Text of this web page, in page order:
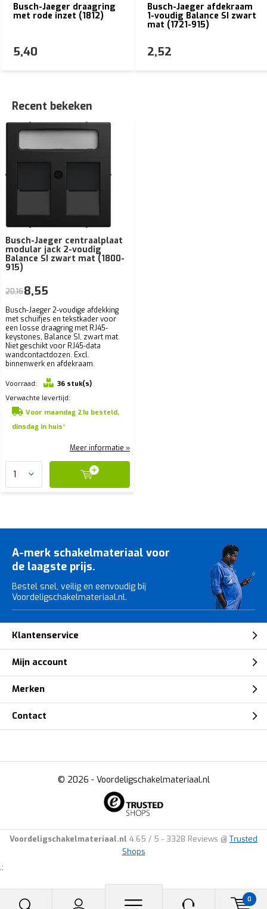
0
Busch-Jaeger draagring
met rode inzet (1812)
5,40
Busch-Jaeger afdekraam
1-voudig Balance SI zwart
mat (1721-915)
2,52
Recent bekeken
Busch-Jaeger centraalplaat
modular jack 2-voudig
Balance SI zwart mat (1800-
915)
Busch-Jaeger 2-voudige afdekking
met schuifjes en tekstkader voor
een losse draagring met RJ45-
keystones, Balance SI, zwart mat.
Niet geschikt voor RJ45-data
wandcontactdozen. Excl.
binnenwerk en afdekraam.
Voorraad:
36 stuk(s)
Verwachte levertijd:
Voor maandag 21u besteld,
dinsdag in huis*
20,168,55
Meer informatie »
A-merk schakelmateriaal voor
de laagste prijs.
Bestel snel, veilig en eenvoudig bij
Voordeligschakelmateriaal.nl.
Klantenservice
Mijn account
Merken
Contact
© 2026 - Voordeligschakelmateriaal.nl
Voordeligschakelmateriaal.nl 4.65 / 5 - 3328 Reviews @ Trusted
Shops
.: